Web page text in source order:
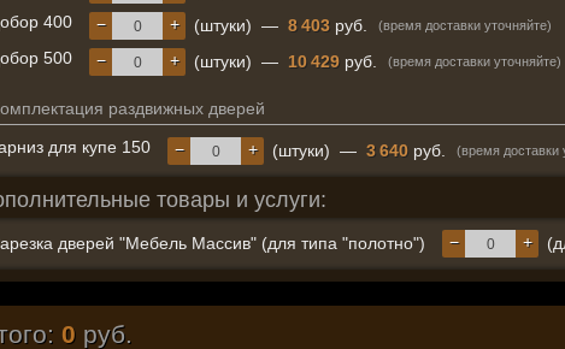
400 +
− (штуки) — 8 403 руб. (время доставки уточняйте)
500 +
− (штуки) — 10 429 руб. (время доставки уточняйте)
раздвижных дверей
для купе 150
+
− (штуки) — 3 640 руб. (время доставки
товары и услуги:
дверей "Мебель Массив" (для типа "полотно") +
−
0 руб.